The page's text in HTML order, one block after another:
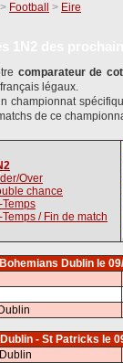
> Football > Eire
comparateur de
légaux.
championnat
de ce
Over
chance
/ Fin de match
Dublin le
- St Patricks le